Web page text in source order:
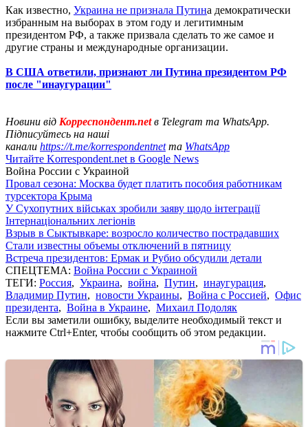
Как известно, Украина не признала Путина демократически
избранным на выборах в этом году и легитимным
президентом РФ, а также призвала сделать то же самое и
другие страны и международные организации.
В США ответили, признают ли Путина президентом РФ
после "инаугурации"
Новини від Корреспондент.netв Telegram та WhatsApp.
Підписуйтесь на наші
канали https://t.me/korrespondentnetта WhatsApp
Читайте Korrespondent.net в Google News
Война России с Украиной
Провал сезона: Москва будет платить пособия работникам
турсектора Крыма
У Сухопутних військах зробили заяву щодо інтеграції
Інтернаціональних легіонів
Взрыв в Сыктывкаре: возросло количество пострадавших
Стали известны объемы отключений в пятницу
Встреча президентов: Ермак и Рубио обсудили детали
СПЕЦТЕМА: Война России с Украиной
ТЕГИ: Россия, Украина, война, Путин, инаугурация,
Владимир Путин, новости Украины, Война с Россией, Офис
президента, Война в Украине, Михаил Подоляк
Если вы заметили ошибку, выделите необходимый текст и
нажмите Ctrl+Enter, чтобы сообщить об этом редакции.